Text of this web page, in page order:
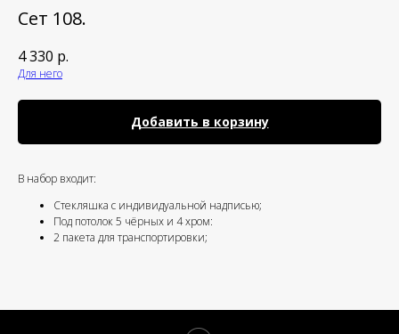
Сет 108.
4 330 р.
Для него
Добавить в корзину
В набор входит:
Стекляшка с индивидуальной надписью;
Под потолок 5 чёрных и 4 хром:
2 пакета для транспортировки;